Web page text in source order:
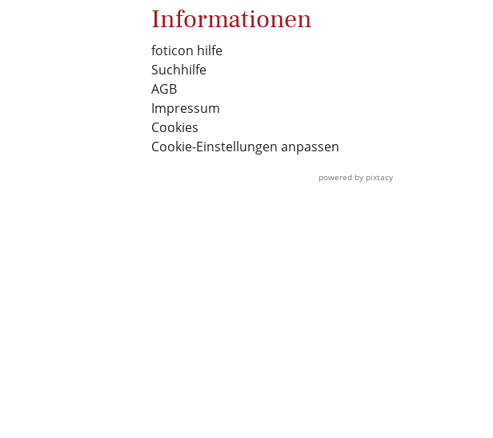
Informationen
foticon hilfe
Suchhilfe
AGB
Impressum
Cookies
Cookie-Einstellungen anpassen
powered by pixtacy